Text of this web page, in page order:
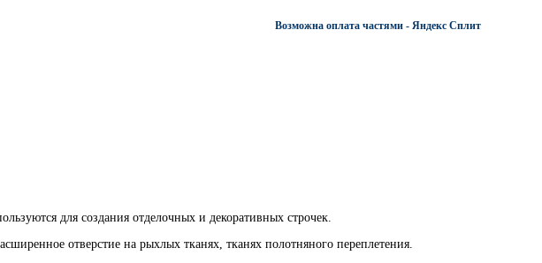
Возможна оплата частями - Яндекс Сплит
для создания отделочных и декоративных строчек.
отверстие на рыхлых тканях, тканях полотняного переплетения.